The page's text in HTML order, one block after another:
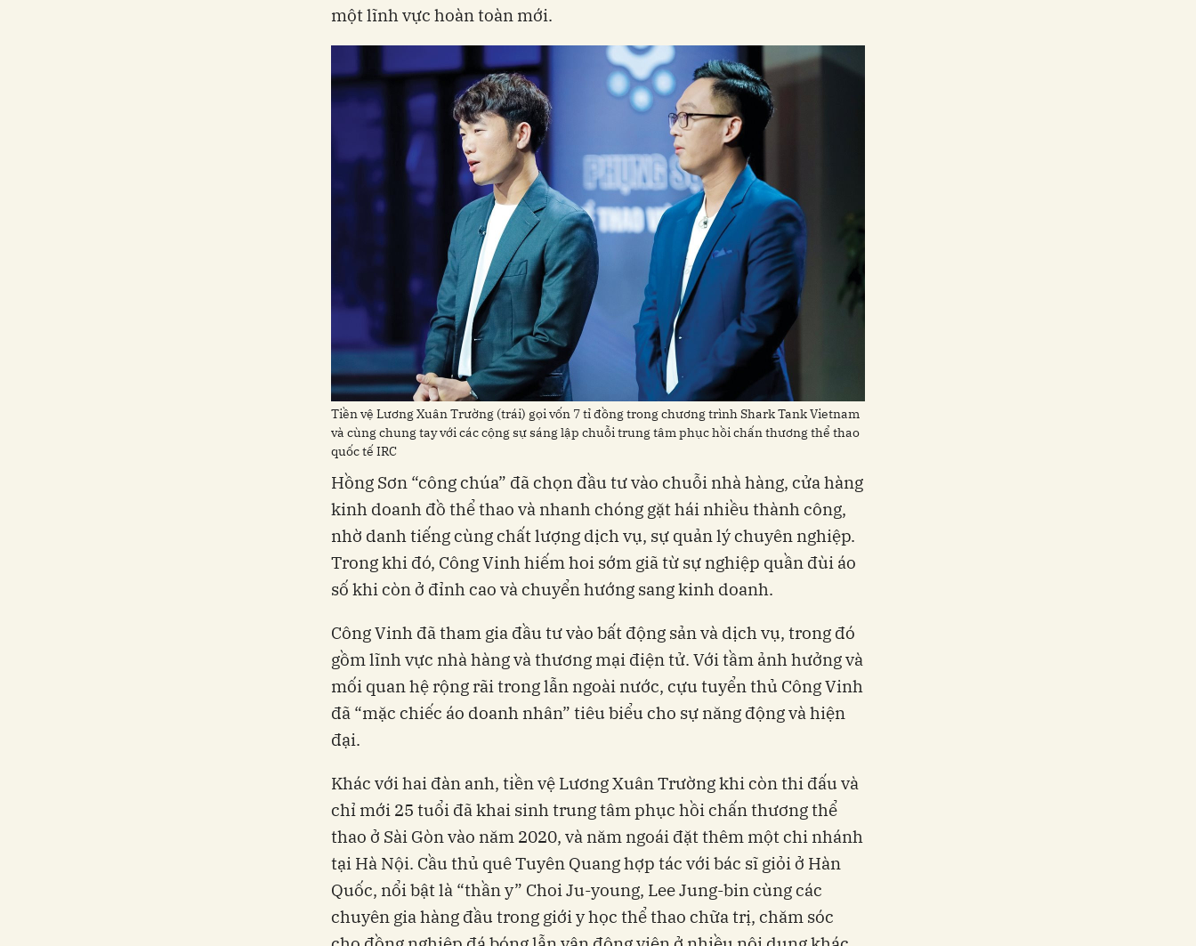
một lĩnh vực hoàn toàn mới.
Tiền vệ Lương Xuân Trường (trái) gọi vốn 7 tỉ đồng trong chương trình Shark Tank Vietnam
và cùng chung tay với các cộng sự sáng lập chuỗi trung tâm phục hồi chấn thương thể thao
quốc tế IRC
Hồng Sơn “công chúa” đã chọn đầu tư vào chuỗi nhà hàng, cửa hàng
kinh doanh đồ thể thao và nhanh chóng gặt hái nhiều thành công,
nhờ danh tiếng cùng chất lượng dịch vụ, sự quản lý chuyên nghiệp.
Trong khi đó, Công Vinh hiếm hoi sớm giã từ sự nghiệp quần đùi áo
số khi còn ở đỉnh cao và chuyển hướng sang kinh doanh.
Công Vinh đã tham gia đầu tư vào bất động sản và dịch vụ, trong đó
gồm lĩnh vực nhà hàng và thương mại điện tử. Với tầm ảnh hưởng và
mối quan hệ rộng rãi trong lẫn ngoài nước, cựu tuyển thủ Công Vinh
đã “mặc chiếc áo doanh nhân” tiêu biểu cho sự năng động và hiện
đại.
Khác với hai đàn anh, tiền vệ Lương Xuân Trường khi còn thi đấu và
chỉ mới 25 tuổi đã khai sinh trung tâm phục hồi chấn thương thể
thao ở Sài Gòn vào năm 2020, và năm ngoái đặt thêm một chi nhánh
tại Hà Nội. Cầu thủ quê Tuyên Quang hợp tác với bác sĩ giỏi ở Hàn
Quốc, nổi bật là “thần y” Choi Ju-young, Lee Jung-bin cùng các
chuyên gia hàng đầu trong giới y học thể thao chữa trị, chăm sóc